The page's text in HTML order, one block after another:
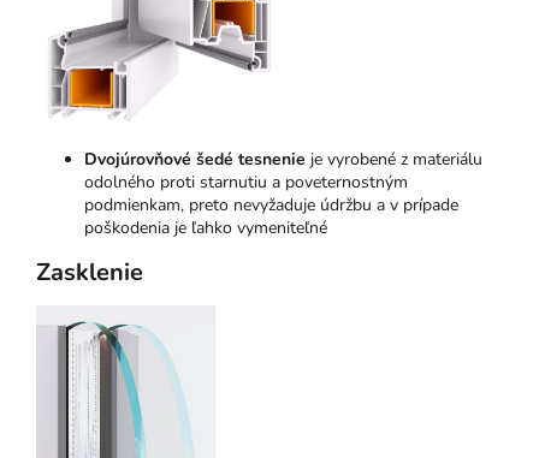
Dvojúrovňové šedé tesnenie je vyrobené z materiálu
odolného proti starnutiu a poveternostným
podmienkam, preto nevyžaduje údržbu a v prípade
poškodenia je ľahko vymeniteľné
Zasklenie